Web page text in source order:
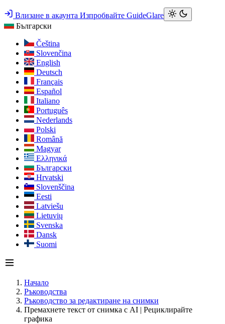
Влизане в акаунта Изпробвайте GuideGlare
Български
Čeština
Slovenčina
English
Deutsch
Français
Español
Italiano
Português
Nederlands
Polski
Română
Magyar
Ελληνικά
Български
Hrvatski
Slovenščina
Eesti
Latviešu
Lietuvių
Svenska
Dansk
Suomi
Начало
Ръководства
Ръководство за редактиране на снимки
Премахнете текст от снимка с AI | Рециклирайте
графика